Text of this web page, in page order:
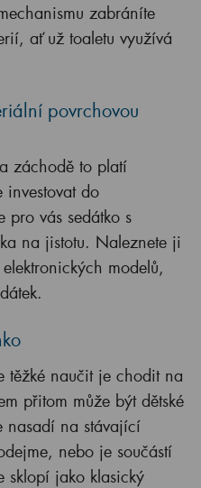
zabráníte
ať už toaletu využívá
povrchovou
záchodě to platí
investovat do
pro vás sedátko s
na jistotu. Naleznete ji
modelů,
těžké naučit je chodit na
přitom může být dětské
nasadí na stávající
nebo je součástí
sklopí jako klasický